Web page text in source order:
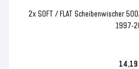
2x SOFT / FLAT Scheibenwischer
1997-
14,19